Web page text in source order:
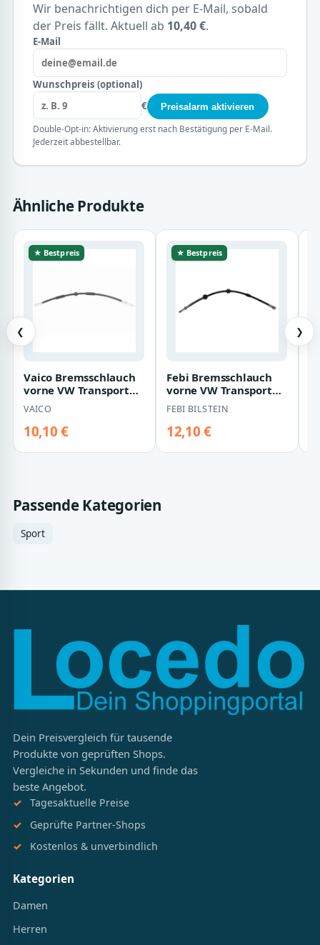
Wir benachrichtigen dich per E-Mail, sobald
der Preis fällt. Aktuell ab 10,40 €.
E-Mail
Wunschpreis (optional)
€
Preisalarm aktivieren
Double-Opt-in: Aktivierung erst nach Bestätigung per E-Mail.
Jederzeit abbestellbar.
Ähnliche Produkte
❮
★ Bestpreis
Vaico Bremsschlauch
vorne VW Transporter
T6 V10-4140
VAICO
10,10 €
★ Bestpreis
Febi Bremsschlauch
vorne VW Transporter
T5 T6
FEBI BILSTEIN
12,10 €
❯
Passende Kategorien
Sport
Dein Preisvergleich für tausende
Produkte von geprüften Shops.
Vergleiche in Sekunden und finde das
beste Angebot.
Tagesaktuelle Preise
Geprüfte Partner-Shops
Kostenlos & unverbindlich
Kategorien
Damen
Herren